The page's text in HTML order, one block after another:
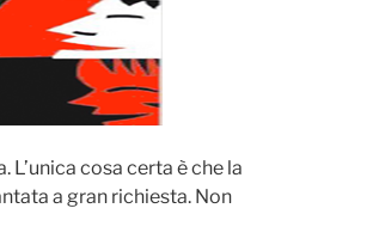
L’unica cosa certa è che la
a gran richiesta. Non